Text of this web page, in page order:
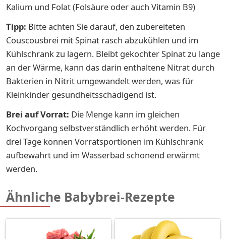
Kalium und Folat (Folsäure oder auch Vitamin B9)
Tipp: Bitte achten Sie darauf, den zubereiteten
Couscousbrei mit Spinat rasch abzukühlen und im
Kühlschrank zu lagern. Bleibt gekochter Spinat zu lange
an der Wärme, kann das darin enthaltene Nitrat durch
Bakterien in Nitrit umgewandelt werden, was für
Kleinkinder gesundheitsschädigend ist.
Brei auf Vorrat: Die Menge kann im gleichen
Kochvorgang selbstverständlich erhöht werden. Für
drei Tage können Vorratsportionen im Kühlschrank
aufbewahrt und im Wasserbad schonend erwärmt
werden.
Ähnliche Babybrei-Rezepte